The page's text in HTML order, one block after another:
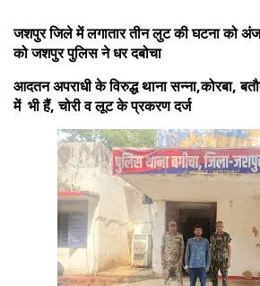
जशपुर जिले में लगातार तीन लुट की घटना को
को जशपुर पुलिस ने धर दबोचा
आदतन अपराधी के विरुद्ध थाना सन्ना,कोरबा,
में भी हैं, चोरी व लूट के प्रकरण दर्ज